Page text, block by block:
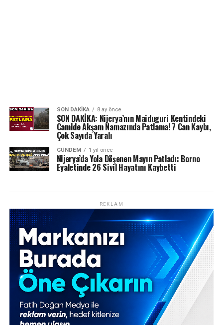
SON DAKIKA 8 ay önce
SON DAKİKA: Nijerya’nın Maiduguri Kentindeki
Camide Akşam Namazında Patlama! 7 Can Kaybı,
Çok Sayıda Yaralı
GÜNDEM 1 yıl önce
Nijerya’da Yola Döşenen Mayın Patladı: Borno
Eyaletinde 26 Sivil Hayatını Kaybetti
REKLAM